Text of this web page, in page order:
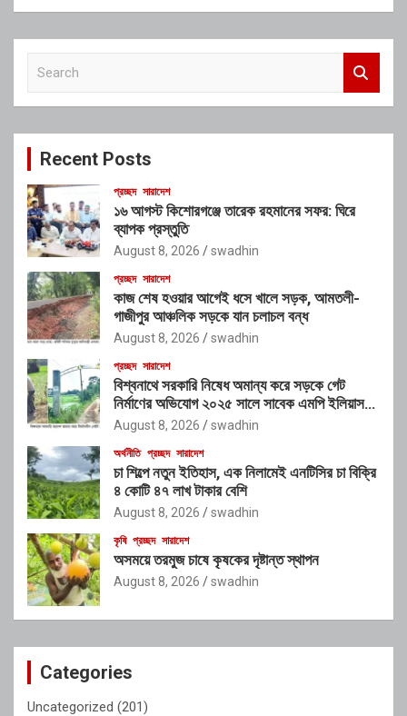
c
Recent Posts
প্রচ্ছদ সারাদেশ
১৬ আগস্ট কিশোরগঞ্জে তারেক রহমানের সফর: ঘিরে
ব্যাপক প্রস্তুতি
August 8, 2026 swadhin
প্রচ্ছদ সারাদেশ
কাজ শেষ হওয়ার আগেই ধসে খালে সড়ক, আমতলী-
গাজীপুর আঞ্চলিক সড়কে যান চলাচল বন্ধ
August 8, 2026 swadhin
প্রচ্ছদ সারাদেশ
বিশ্বনাথে সরকারি নিষেধ অমান্য করে সড়কে গেট
নির্মাণের অভিযোগ ২০২৫ সালে সাবেক এমপি ইলিয়াস
আলীর নামে নামফলক স্থাপনের অভিযোগ
August 8, 2026 swadhin
অর্থনীতি প্রচ্ছদ সারাদেশ
চা শিল্পে নতুন ইতিহাস, এক নিলামেই এনটিসির চা বিক্রি
৪ কোটি ৪৭ লাখ টাকার বেশি
August 8, 2026 swadhin
কৃষি প্রচ্ছদ সারাদেশ
অসময়ে তরমুজ চাষে কৃষকের দৃষ্টান্ত স্থাপন
August 8, 2026 swadhin
Categories
Uncategorized (201)